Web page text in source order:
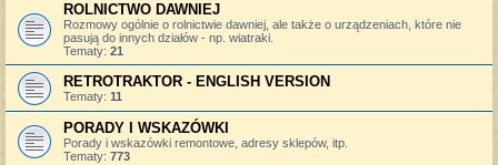
ROLNICTWO DAWNIEJ
Rozmowy ogólnie o rolnictwie dawniej, ale także o urządzeniach, które nie
pasują do innych działów - np. wiatraki.
Tematy: 21
RETROTRAKTOR - ENGLISH VERSION
Tematy: 11
PORADY I WSKAZÓWKI
Porady i wskazówki remontowe, adresy sklepów, itp.
Tematy: 773